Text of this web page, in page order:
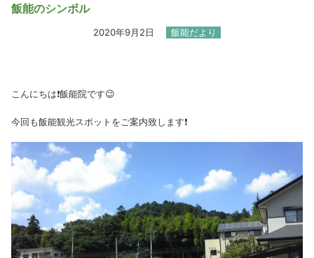
飯能のシンボル
2020年9月2日 飯能だより
こんにちは❗飯能院です😉
今回も飯能観光スポットをご案内致します❗